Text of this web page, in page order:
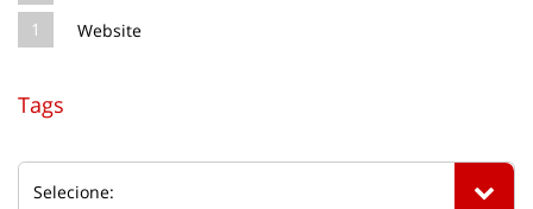
1
Website
Tags